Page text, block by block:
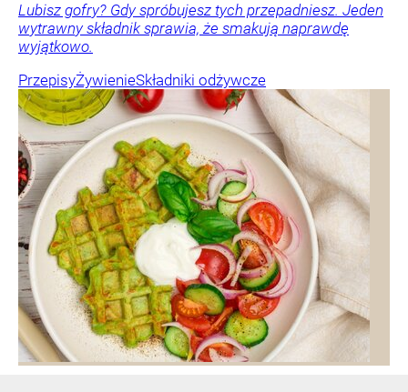
Lubisz gofry? Gdy spróbujesz tych przepadniesz. Jeden
wytrawny składnik sprawia, że smakują naprawdę
wyjątkowo.
PrzepisyŻywienieSkładniki odżywcze